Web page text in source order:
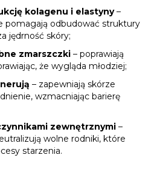
kolagenu i elastyny–
pomagają odbudować struktury
jędrność skóry;
zmarszczki – poprawiają
że wygląda młodziej;
– zapewniają skórze
wzmacniając barierę
zewnętrznymi –
wolne rodniki, które
starzenia.